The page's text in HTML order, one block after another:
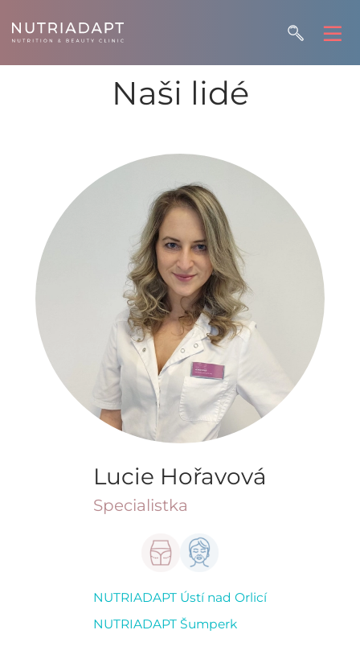
Naši lidé
Lucie Hořavová
Specialistka
NUTRIADAPT Ústí nad Orlicí
NUTRIADAPT Šumperk